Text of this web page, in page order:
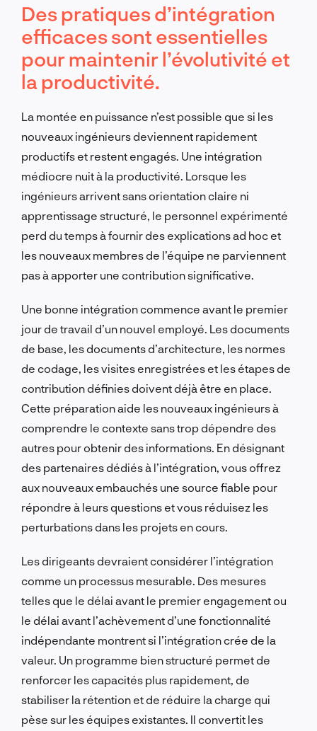
Des pratiques d’intégration
efficaces sont essentielles
pour maintenir l’évolutivité et
la productivité.
La montée en puissance n’est possible que si les
nouveaux ingénieurs deviennent rapidement
productifs et restent engagés. Une intégration
médiocre nuit à la productivité. Lorsque les
ingénieurs arrivent sans orientation claire ni
apprentissage structuré, le personnel expérimenté
perd du temps à fournir des explications ad hoc et
les nouveaux membres de l’équipe ne parviennent
pas à apporter une contribution significative.
Une bonne intégration commence avant le premier
jour de travail d’un nouvel employé. Les documents
de base, les documents d’architecture, les normes
de codage, les visites enregistrées et les étapes de
contribution définies doivent déjà être en place.
Cette préparation aide les nouveaux ingénieurs à
comprendre le contexte sans trop dépendre des
autres pour obtenir des informations. En désignant
des partenaires dédiés à l’intégration, vous offrez
aux nouveaux embauchés une source fiable pour
répondre à leurs questions et vous réduisez les
perturbations dans les projets en cours.
Les dirigeants devraient considérer l’intégration
comme un processus mesurable. Des mesures
telles que le délai avant le premier engagement ou
le délai avant l’achèvement d’une fonctionnalité
indépendante montrent si l’intégration crée de la
valeur. Un programme bien structuré permet de
renforcer les capacités plus rapidement, de
stabiliser la rétention et de réduire la charge qui
pèse sur les équipes existantes. Il convertit les